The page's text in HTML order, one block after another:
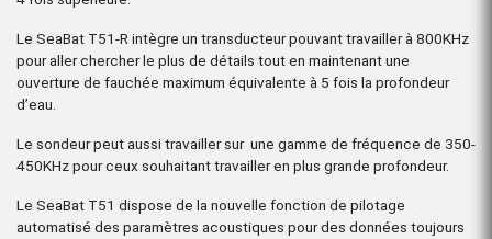
Le SeaBat T51-R intègre un transducteur pouvant travailler à 800KHz
pour aller chercher le plus de détails tout en maintenant une
ouverture de fauchée maximum équivalente à 5 fois la profondeur
d’eau.
Le sondeur peut aussi travailler sur une gamme de fréquence de 350-
450KHz pour ceux souhaitant travailler en plus grande profondeur.
Le SeaBat T51 dispose de la nouvelle fonction de pilotage
automatisé des paramètres acoustiques pour des données toujours